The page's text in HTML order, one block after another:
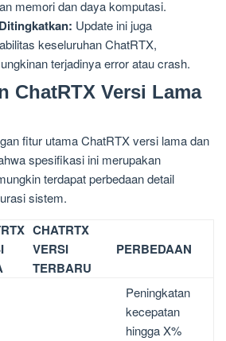
memori dan daya komputasi.
Update ini juga
keseluruhan ChatRTX,
terjadinya error atau crash.
ChatRTX Versi Lama
fitur utama ChatRTX versi lama dan
spesifikasi ini merupakan
terdapat perbedaan detail
sistem.
CHATRTX
VERSI
TERBARU
PERBEDAAN
Peningkatan
kecepatan
hingga X%